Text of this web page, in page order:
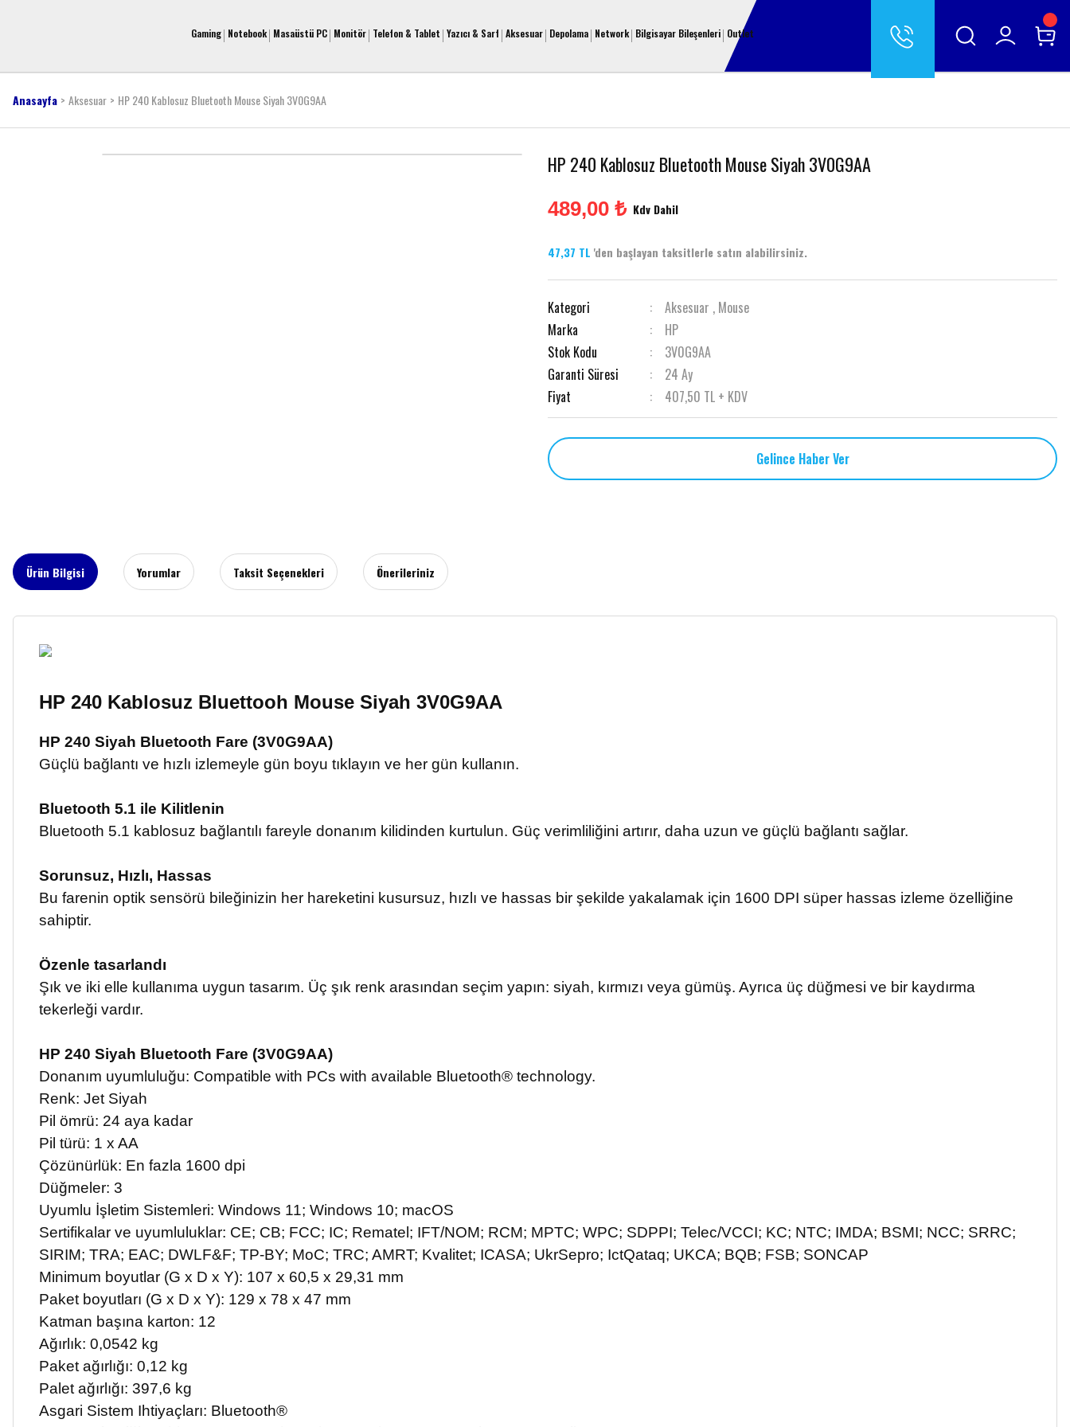
Gaming Notebook Masaüstü PC Monitör Telefon & Tablet Yazıcı & Sarf Aksesuar Depolama Network Bilgisayar Bileşenleri Outlet
Anasayfa Aksesuar HP 240 Kablosuz Bluetooth Mouse Siyah 3V0G9AA
HP 240 Kablosuz Bluetooth Mouse Siyah 3V0G9AA
489,00 ₺ Kdv Dahil
47,37 TL 'den başlayan taksitlerle satın alabilirsiniz.
Kategori Aksesuar , Mouse
Marka
HP
Stok Kodu
3V0G9AA
Garanti Süresi
24 Ay
Fiyat
407,50 TL + KDV
Gelince Haber Ver
Ürün Bilgisi Yorumlar Taksit Seçenekleri Önerileriniz
HP 240 Kablosuz Bluettooh Mouse Siyah 3V0G9AA
HP 240 Siyah Bluetooth Fare (3V0G9AA)
Güçlü bağlantı ve hızlı izlemeyle gün boyu tıklayın ve her gün kullanın.
Bluetooth 5.1 ile Kilitlenin
Bluetooth 5.1 kablosuz bağlantılı fareyle donanım kilidinden kurtulun. Güç verimliliğini artırır, daha uzun ve güçlü bağlantı sağlar.
Sorunsuz, Hızlı, Hassas
Bu farenin optik sensörü bileğinizin her hareketini kusursuz, hızlı ve hassas bir şekilde yakalamak için 1600 DPI süper hassas izleme özelliğine
sahiptir.
Özenle tasarlandı
Şık ve iki elle kullanıma uygun tasarım. Üç şık renk arasından seçim yapın: siyah, kırmızı veya gümüş. Ayrıca üç düğmesi ve bir kaydırma
tekerleği vardır.
HP 240 Siyah Bluetooth Fare (3V0G9AA)
Donanım uyumluluğu: Compatible with PCs with available Bluetooth® technology.
Renk: Jet Siyah
Pil ömrü: 24 aya kadar
Pil türü: 1 x AA
Çözünürlük: En fazla 1600 dpi
Düğmeler: 3
Uyumlu İşletim Sistemleri: Windows 11; Windows 10; macOS
Sertifikalar ve uyumluluklar: CE; CB; FCC; IC; Rematel; IFT/NOM; RCM; MPTC; WPC; SDPPI; Telec/VCCI; KC; NTC; IMDA; BSMI; NCC; SRRC;
SIRIM; TRA; EAC; DWLF&F; TP-BY; MoC; TRC; AMRT; Kvalitet; ICASA; UkrSepro; IctQataq; UKCA; BQB; FSB; SONCAP
Minimum boyutlar (G x D x Y): 107 x 60,5 x 29,31 mm
Paket boyutları (G x D x Y): 129 x 78 x 47 mm
Katman başına karton: 12
Ağırlık: 0,0542 kg
Paket ağırlığı: 0,12 kg
Palet ağırlığı: 397,6 kg
Asgari Sistem Ihtiyaçları: Bluetooth®